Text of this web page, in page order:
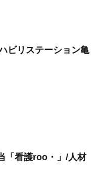
ビリステーション亀
「看護roo・」/人材